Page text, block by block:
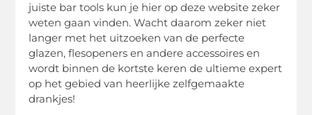
juiste bar tools kun je hier op deze website zeker
weten gaan vinden. Wacht daarom zeker niet
langer met het uitzoeken van de perfecte
glazen, flesopeners en andere accessoires en
wordt binnen de kortste keren de ultieme expert
op het gebied van heerlijke zelfgemaakte
drankjes!